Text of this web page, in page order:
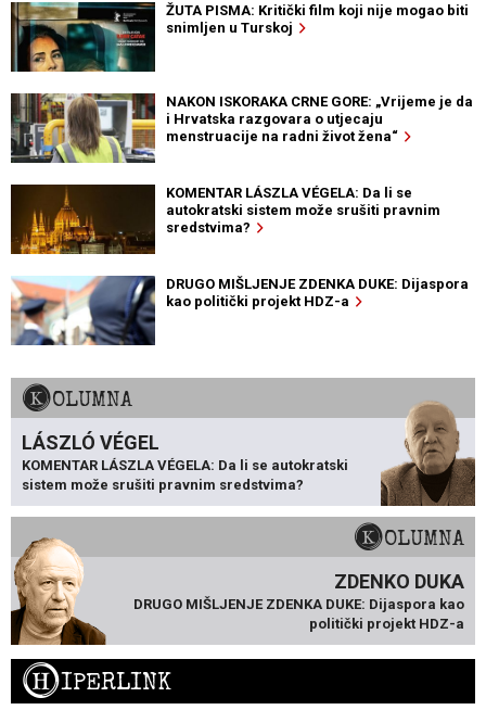
ŽUTA PISMA: Kritički film koji nije mogao biti
snimljen u Turskoj
NAKON ISKORAKA CRNE GORE: „Vrijeme je da
i Hrvatska razgovara o utjecaju
menstruacije na radni život žena“
KOMENTAR LÁSZLA VÉGELA: Da li se
autokratski sistem može srušiti pravnim
sredstvima?
DRUGO MIŠLJENJE ZDENKA DUKE: Dijaspora
kao politički projekt HDZ-a
KOLUMNA
LÁSZLÓ VÉGEL
KOMENTAR LÁSZLA VÉGELA: Da li se autokratski
sistem može srušiti pravnim sredstvima?
KOLUMNA
ZDENKO DUKA
DRUGO MIŠLJENJE ZDENKA DUKE: Dijaspora kao
politički projekt HDZ-a
HIPERLINK